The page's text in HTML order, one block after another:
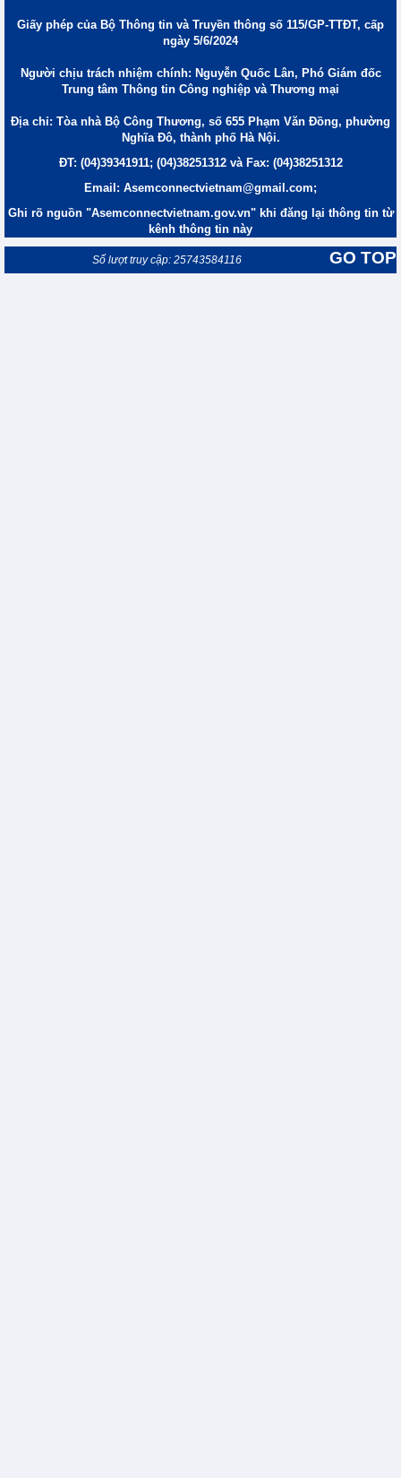
Giấy phép của Bộ Thông tin và Truyền thông số 115/GP-TTĐT, cấp
ngày 5/6/2024
Người chịu trách nhiệm chính: Nguyễn Quốc Lân, Phó Giám đốc
Trung tâm Thông tin Công nghiệp và Thương mại
Địa chỉ: Tòa nhà Bộ Công Thương, số 655 Phạm Văn Đồng, phường
Nghĩa Đô, thành phố Hà Nội.
ĐT: (04)39341911; (04)38251312 và Fax: (04)38251312
Email: Asemconnectvietnam@gmail.com;
Ghi rõ nguồn "Asemconnectvietnam.gov.vn" khi đăng lại thông tin từ
kênh thông tin này
GO TOP
Số lượt truy cập: 25743584116